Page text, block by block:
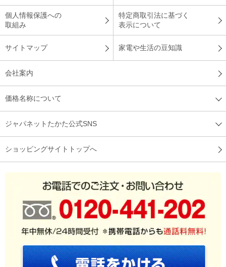
個人情報保護への
取組み
特定商取引法に基づく
表示について
サイトマップ 家電や生活の豆知識
会社案内
価格名称について
ジャパネットたかた公式SNS
ショッピングサイトトップへ